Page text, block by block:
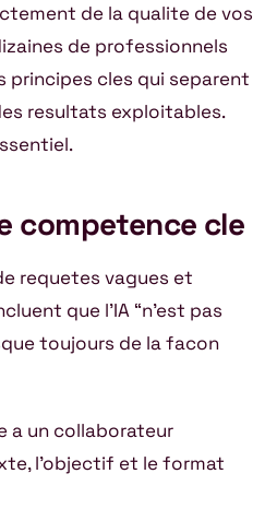
de la qualite de vos
de professionnels
principes cles qui separent
resultats exploitables.
competence cle
requetes vagues et
que l’IA “n’est pas
toujours de la facon
a un collaborateur
l’objectif et le format